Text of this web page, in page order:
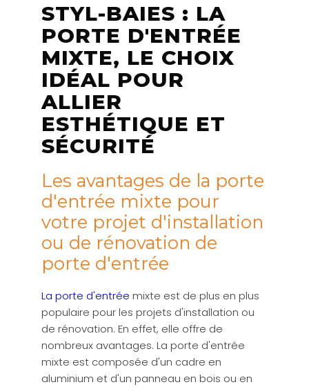
STYL-BAIES : LA
PORTE D'ENTRÉE
MIXTE, LE CHOIX
IDÉAL POUR
ALLIER
ESTHÉTIQUE ET
SÉCURITÉ
Les avantages de la porte
d'entrée mixte pour
votre projet d'installation
ou de rénovation de
porte d'entrée
La porte d'entrée mixte est de plus en plus
populaire pour les projets d'installation ou
de rénovation. En effet, elle offre de
nombreux avantages. La porte d'entrée
mixte est composée d'un cadre en
aluminium et d'un panneau en bois ou en